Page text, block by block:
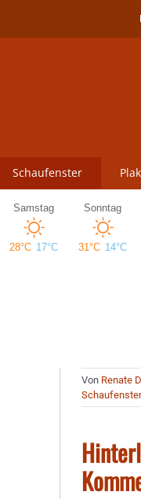
Schaufenster
Von Renate